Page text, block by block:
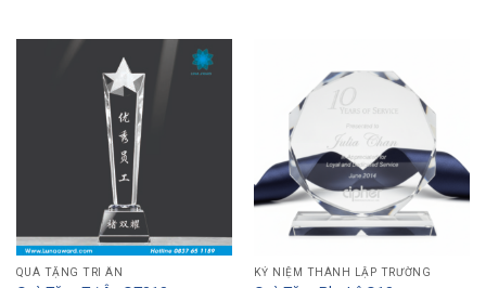
QUÀ TẶNG TRI ÂN KỶ NIỆM THÀNH LẬP TRƯỜNG